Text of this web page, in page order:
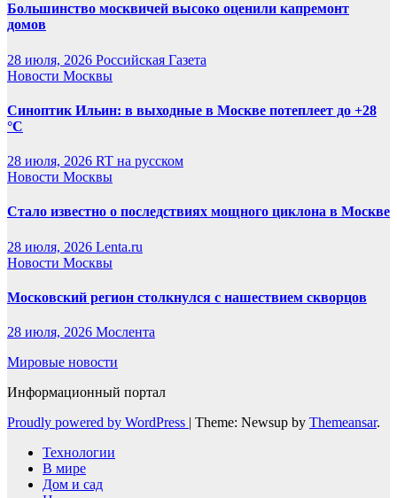
Большинство москвичей высоко оценили капремонт
домов
28 июля, 2026 Российская Газета
Новости Москвы
Синоптик Ильин: в выходные в Москве потеплеет до +28
°C
28 июля, 2026 RT на русском
Новости Москвы
Стало известно о последствиях мощного циклона в Москве
28 июля, 2026 Lenta.ru
Новости Москвы
Московский регион столкнулся с нашествием скворцов
28 июля, 2026 Мослента
Мировые новости
Информационный портал
Proudly powered by WordPress | Theme: Newsup by Themeansar.
Технологии
В мире
Дом и сад